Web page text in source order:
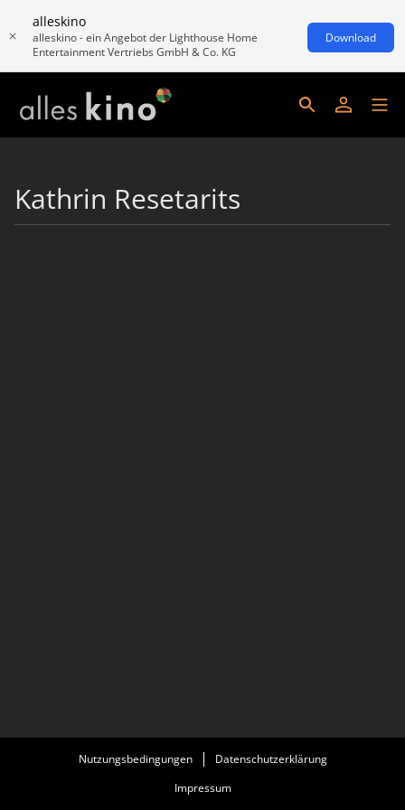
alleskino
alleskino - ein Angebot der Lighthouse Home
Entertainment Vertriebs GmbH & Co. KG
Download
Kathrin Resetarits
Nutzungsbedingungen
Datenschutzerklärung
Impressum